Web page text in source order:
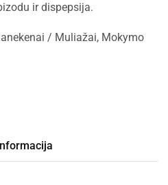
ir dispepsija.
/ Muliažai, Mokymo